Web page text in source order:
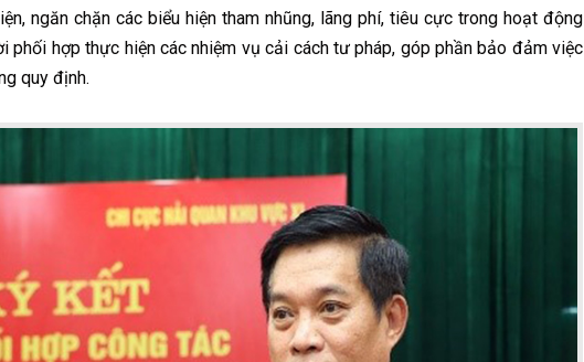
ngăn chặn các biểu hiện tham nhũng, lãng phí, tiêu cực trong hoạt động
phối hợp thực hiện các nhiệm vụ cải cách tư pháp, góp phần bảo đảm việc
quy định.